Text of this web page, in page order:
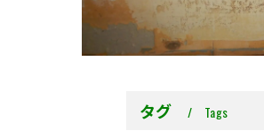
タグ Tags